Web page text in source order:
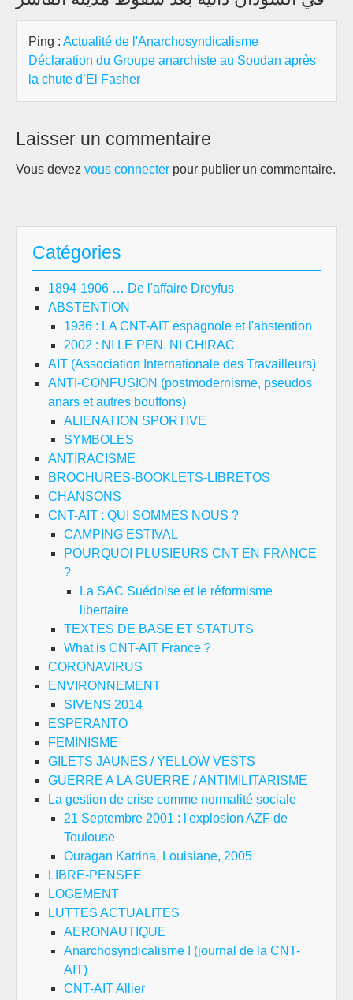
Ping : Actualité de l'Anarchosyndicalisme
Déclaration du Groupe anarchiste au Soudan après
la chute d’El Fasher
Laisser un commentaire
Vous devez vous connecter pour publier un commentaire.
Catégories
1894-1906 … De l'affaire Dreyfus
ABSTENTION
1936 : LA CNT-AIT espagnole et l'abstention
2002 : NI LE PEN, NI CHIRAC
AIT (Association Internationale des Travailleurs)
ANTI-CONFUSION (postmodernisme, pseudos
anars et autres bouffons)
ALIENATION SPORTIVE
SYMBOLES
ANTIRACISME
BROCHURES-BOOKLETS-LIBRETOS
CHANSONS
CNT-AIT : QUI SOMMES NOUS ?
CAMPING ESTIVAL
POURQUOI PLUSIEURS CNT EN FRANCE
?
La SAC Suédoise et le réformisme
libertaire
TEXTES DE BASE ET STATUTS
What is CNT-AIT France ?
CORONAVIRUS
ENVIRONNEMENT
SIVENS 2014
ESPERANTO
FEMINISME
GILETS JAUNES / YELLOW VESTS
GUERRE A LA GUERRE / ANTIMILITARISME
La gestion de crise comme normalité sociale
21 Septembre 2001 : l'explosion AZF de
Toulouse
Ouragan Katrina, Louisiane, 2005
LIBRE-PENSEE
LOGEMENT
LUTTES ACTUALITES
AERONAUTIQUE
Anarchosyndicalisme ! (journal de la CNT-
AIT)
CNT-AIT Allier